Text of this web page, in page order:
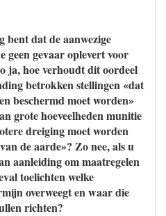
dat de aanwezige
geen gevaar oplevert voor
ja, hoe verhoudt dit oordeel
betrokken stellingen «dat
beschermd moet worden»
grote hoeveelheden munitie
dreiging moet worden
de aarde»? Zo nee, als u
aanleiding om maatregelen
toelichten welke
overweegt en waar die
richten?